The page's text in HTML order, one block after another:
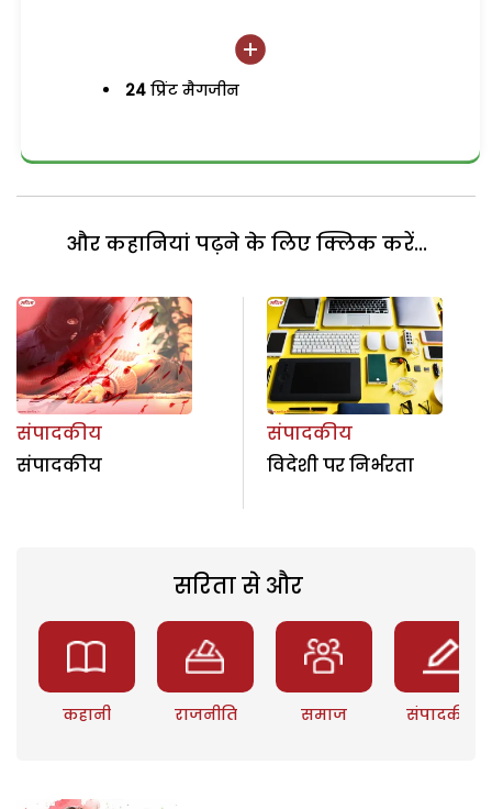
24 प्रिंट मैगजीन
और कहानियां पढ़ने के लिए क्लिक करें...
संपादकीय
संपादकीय
संपादकीय
विदेशी पर निर्भरता
सरिता से और
कहानी राजनीति समाज संपादकीय